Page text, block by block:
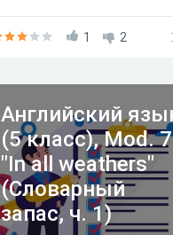
1 2
Английский
(5 класс), Mod. 7
"In all weathers"
(Словарный
запас, ч. 1)